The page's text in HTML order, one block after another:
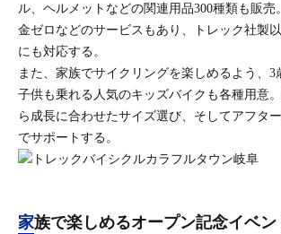
ル、ヘルメットなどの関連用品300種類も販売
金ゼロなどのサービスもあり、トレック社製
にも対応する。
また、家族でサイクリングを楽しめるよう、3
子供も乗れる人気のキッズバイクも各種用意
ら成長に合わせたサイズ選び、そしてアフタ
でサポートする。
家族で楽しめるオープン記念イベント＆キャンペ